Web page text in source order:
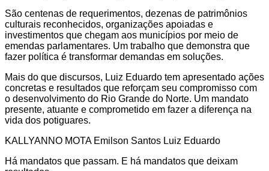
São centenas de requerimentos, dezenas de patrimônios
culturais reconhecidos, organizações apoiadas e
investimentos que chegam aos municípios por meio de
emendas parlamentares. Um trabalho que demonstra que
fazer política é transformar demandas em soluções.
Mais do que discursos, Luiz Eduardo tem apresentado ações
concretas e resultados que reforçam seu compromisso com
o desenvolvimento do Rio Grande do Norte. Um mandato
presente, atuante e comprometido em fazer a diferença na
vida dos potiguares.
KALLYANNO MOTA Emilson Santos Luiz Eduardo
Há mandatos que passam. E há mandatos que deixam